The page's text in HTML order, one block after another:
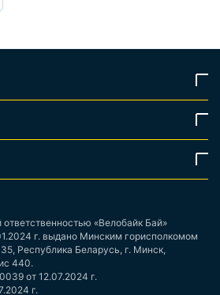
«Велобайк Бай»
г. выдано Минским горисполкомом
Республика Беларусь, г. Минск,
440.
от 12.07.2024 г.
г.